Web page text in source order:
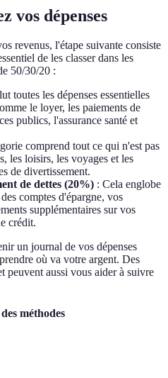
vos dépenses
revenus, l'étape suivante consiste
de les classer dans les
50/30/20 :
toutes les dépenses essentielles
le loyer, les paiements de
publics, l'assurance santé et
comprend tout ce qui n'est pas
les loisirs, les voyages et les
de divertissement.
de dettes (20%) : Cela englobe
comptes d'épargne, vos
supplémentaires sur vos
crédit.
un journal de vos dépenses
où va votre argent. Des
peuvent aussi vous aider à suivre
méthodes